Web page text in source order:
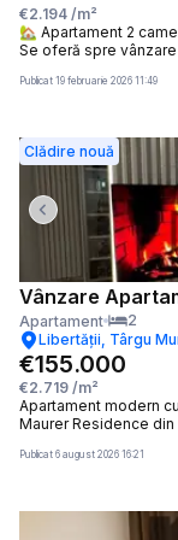
€2.194 /m²
🏡 Apartament 2
Se oferă spre vânzare apartament cu 2 camere decomandate,
Mall). Detalii: Suprafață: 49 mp Etaj: 1 din 4 Compartimentare: 2 camere
Locație excelentă,
(studenți/cadre
Publicat 19 februarie 2026 11:49
Previous slide
Clădire nouă
Vânzare
Apartament
2
Libertății, Târgu
€155.000
€2.719 /m²
Apartament modern
Maurer Residence
balcon generos de
dressing baie hol balcon Locuința a fost amenajată cu ajutorul unui
designer de interior,
Publicat 6 august 2026 16:21